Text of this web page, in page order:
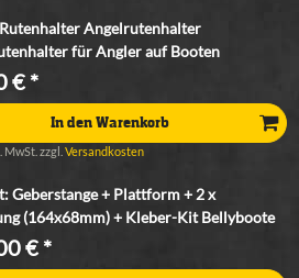
Angelrutenhalter
für Angler auf Booten
€ *
In den Warenkorb
MwSt. zzgl.Versandkosten
Geberstange + Plattform + 2 x
(164x68mm) + Kleber-Kit Bellyboote
€ *